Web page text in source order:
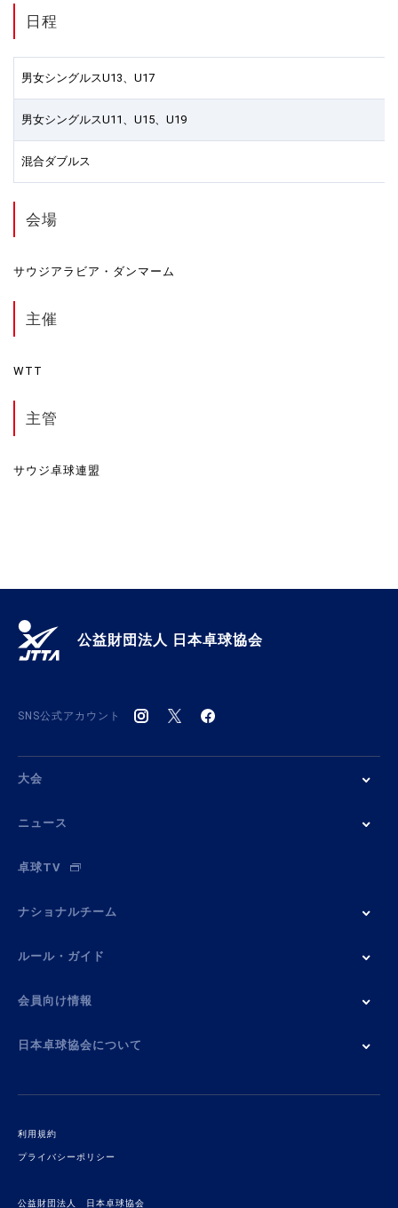
日程
男女シングルスU13、U17
男女シングルスU11、U15、U19
混合ダブルス
会場
サウジアラビア・ダンマーム
主催
WTT
主管
サウジ卓球連盟
公益財団法人 日本卓球協会
SNS公式アカウント
大会
ニュース
卓球TV
ナショナルチーム
ルール・ガイド
会員向け情報
日本卓球協会について
利用規約
プライバシーポリシー
公益財団法人 日本卓球協会